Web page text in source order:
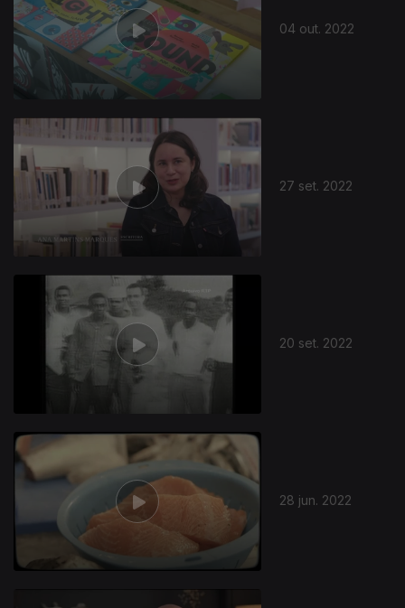
04 out. 2022
27 set. 2022
20 set. 2022
28 jun. 2022